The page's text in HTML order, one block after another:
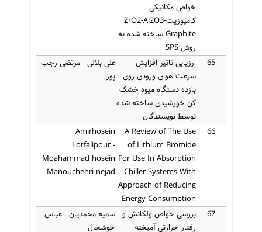
خواص مکانیکی
کامپوزیتZrO2-Al2O3-
Graphite ساخته شده به
روش SPS
65
ارزیابی تاثیر افزایش
سرعت هوای ورودی روی
بازده دستگاه میوه خشک
کن خورشیدی ساخته شده
توسط نویسندگان
علی بلالی - مرتضی رجب
پور
66
A Review of The Use
of Lithium Bromide
For Use In Absorption
Chiller Systems With
Approach of Reducing
Energy Consumption
Amirhosein
Lotfalipour -
Moahammad hosein
Manouchehri nejad
67
بررسی خواص ولکانش و
رفتار حرارتی آمیخته
سمیه محمدیان - عباس
خوشحال